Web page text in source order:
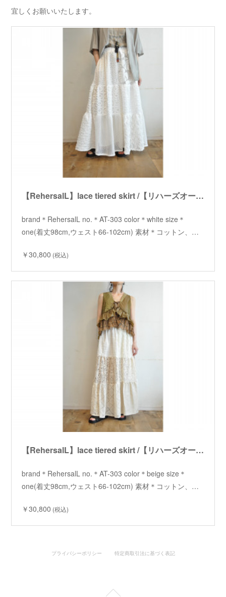
宜しくお願いいたします。
【RehersalL】lace tiered skirt /【リハーズオール】レースティアードスカート
brand＊RehersalL no.＊AT-303 color＊white size＊
one(着丈98cm,ウェスト66-102cm) 素材＊コットン、…
￥30,800 (税込)
【RehersalL】lace tiered skirt /【リハーズオール】レースティアードスカート
brand＊RehersalL no.＊AT-303 color＊beige size＊
one(着丈98cm,ウェスト66-102cm) 素材＊コットン、…
￥30,800 (税込)
プライバシーポリシー 特定商取引法に基づく表記